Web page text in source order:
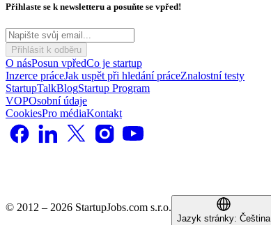
Přihlaste se k newsletteru a posuňte se vpřed!
Přihlásit k odběru
O násPosun vpředCo je startup
Inzerce práceJak uspět při hledání práceZnalostní testy
StartupTalkBlogStartup Program
VOPOsobní údaje
CookiesPro médiaKontakt
© 2012 – 2026 StartupJobs.com s.r.o.
Jazyk stránky: Čeština